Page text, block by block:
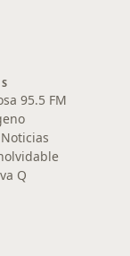
95.5 FM
Noticias
Q